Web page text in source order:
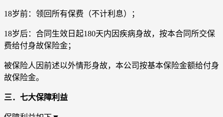
18岁前：领回所有保费（不计利息）；
18岁后：合同生效日起180天内因疾病身故，按本合同所交保
费给付身故保险金；
被保险人因前述以外情形身故，本公司按基本保险金额给付身
故保险金。
三．七大保障利益